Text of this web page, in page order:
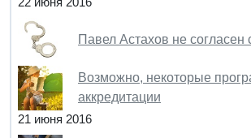
Павел Астахов не
Возможно, некоторые
аккредитации
21 июня 2016